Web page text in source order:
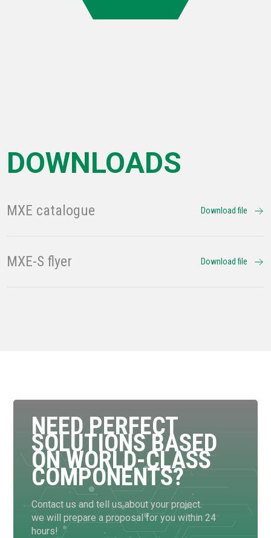
DOWNLOADS
MXE catalogue Download file
MXE-S flyer Download file
NEED PERFECT
SOLUTIONS BASED
ON WORLD-CLASS
COMPONENTS?
Contact us and tell us about your project.
we will prepare a proposal for you within 24
hours!